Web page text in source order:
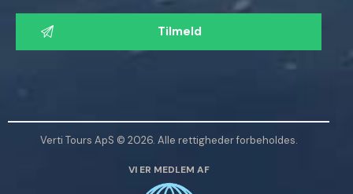
L
d
Verti Tours ApS © 2026. Alle rettigheder forbeholdes.
VI ER MEDLEM AF